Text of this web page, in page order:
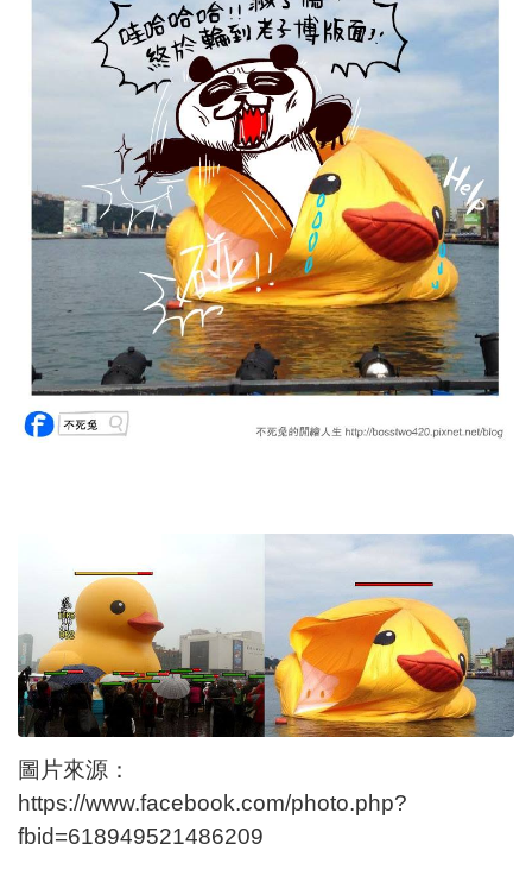
圖片來源：
https://www.facebook.com/photo.php?
fbid=618949521486209